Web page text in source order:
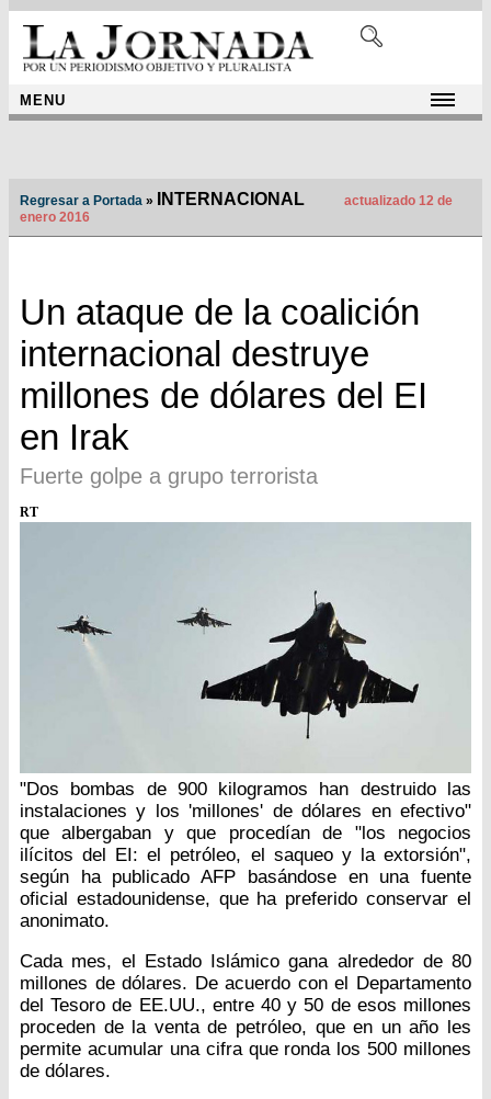
MENU
Regresar a Portada » INTERNACIONAL
actualizado 12 de
enero 2016
Un ataque de la coalición
internacional destruye
millones de dólares del EI
en Irak
Fuerte golpe a grupo terrorista
RT
"Dos bombas de 900 kilogramos han destruido las
instalaciones y los 'millones' de dólares en efectivo"
que albergaban y que procedían de "los negocios
ilícitos del EI: el petróleo, el saqueo y la extorsión",
según ha publicado AFP basándose en una fuente
oficial estadounidense, que ha preferido conservar el
anonimato.
Cada mes, el Estado Islámico gana alrededor de 80
millones de dólares. De acuerdo con el Departamento
del Tesoro de EE.UU., entre 40 y 50 de esos millones
proceden de la venta de petróleo, que en un año les
permite acumular una cifra que ronda los 500 millones
de dólares.